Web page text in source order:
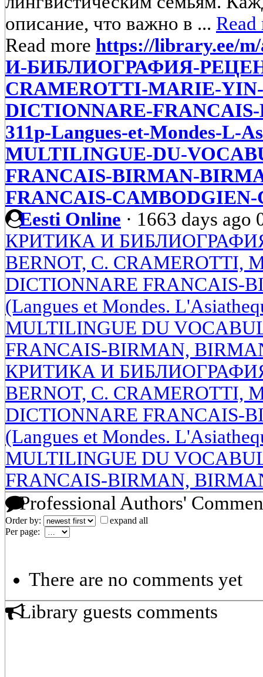
описание, что важно в ... Read
Read more https://library.ee/
И-БИБЛИОГРАФИЯ-
CRAMEROTTI-MARIE-
DICTIONNARE-
311р-Langues-et-Mondes-L-
MULTILINGUE-DU-
FRANCAIS-BIRMAN-
FRANCAIS-
Eesti Online · 1663 days ago
КРИТИКА И
BERNOT, С. CRAMEROTTI,
DICTIONNARE FRANCAIS-
(Langues et Mondes.
MULTILINGUE DU
FRANCAIS-BIRMAN,
КРИТИКА И
BERNOT, С. CRAMEROTTI,
DICTIONNARE FRANCAIS-
(Langues et Mondes.
MULTILINGUE DU
FRANCAIS-BIRMAN,
Professional Authors'
Order by:
expand all
Per page:
There are no comments yet
Library guests comments